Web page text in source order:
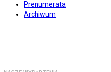
Prenumerata
Archiwum